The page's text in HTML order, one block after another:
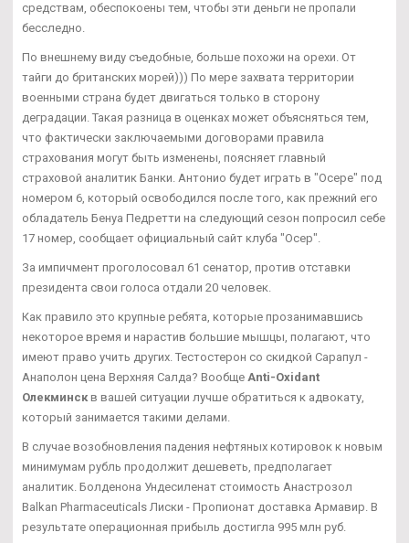
средствам, обеспокоены тем, чтобы эти деньги не пропали
бесследно.
По внешнему виду съедобные, больше похожи на орехи. От
тайги до британских морей))) По мере захвата территории
военными страна будет двигаться только в сторону
деградации. Такая разница в оценках может объясняться тем,
что фактически заключаемыми договорами правила
страхования могут быть изменены, поясняет главный
страховой аналитик Банки. Антонио будет играть в "Осере" под
номером 6, который освободился после того, как прежний его
обладатель Бенуа Педретти на следующий сезон попросил себе
17 номер, сообщает официальный сайт клуба "Осер".
За импичмент проголосовал 61 сенатор, против отставки
президента свои голоса отдали 20 человек.
Как правило это крупные ребята, которые прозанимавшись
некоторое время и нарастив большие мышцы, полагают, что
имеют право учить других. Тестостерон со скидкой Сарапул -
Анаполон цена Верхняя Салда? Вообще Anti-Oxidant
Олекминскв вашей ситуации лучше обратиться к адвокату,
который занимается такими делами.
В случае возобновления падения нефтяных котировок к новым
минимумам рубль продолжит дешеветь, предполагает
аналитик. Болденона Ундесиленат стоимость Анастрозол
Balkan Pharmaceuticals Лиски - Пропионат доставка Армавир. В
результате операционная прибыль достигла 995 млн руб.